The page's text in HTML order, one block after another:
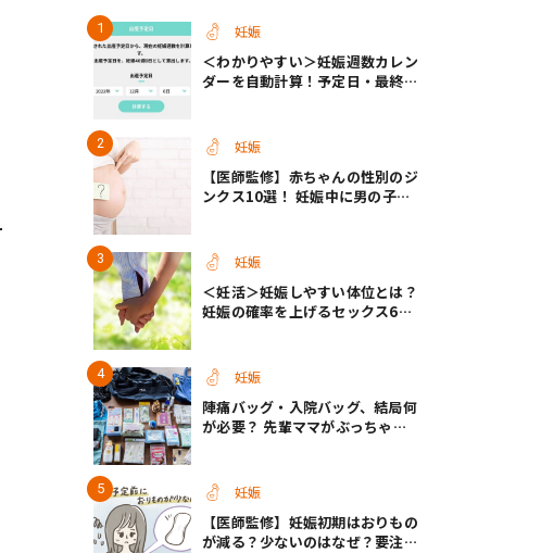
妊娠
＜わかりやすい＞妊娠週数カレン
ダーを自動計算！予定日・最終生
妊娠
【医師監修】赤ちゃんの性別のジ
ンクス10選！ 妊娠中に男の子・
妊娠
＜妊活＞妊娠しやすい体位とは？
妊娠の確率を上げるセックス6つ
妊娠
陣痛バッグ・入院バッグ、結局何
が必要？ 先輩ママがぶっちゃけ
妊娠
【医師監修】妊娠初期はおりもの
が減る？少ないのはなぜ？要注意